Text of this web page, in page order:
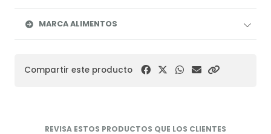
MARCA ALIMENTOS
Compartir este producto
REVISA ESTOS PRODUCTOS QUE LOS CLIENTES